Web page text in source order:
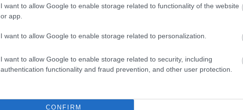
I want to allow Google to enable storage related to functionality of the website
or app.
I want to allow Google to enable storage related to personalization.
I want to allow Google to enable storage related to security, including
authentication functionality and fraud prevention, and other user protection.
CONFIRM
a szinte teljes Balaton-partot. Elképesztő, de
befektetőknek. Még június közepén licitált
Vagyonkezelő (MNV) Zrt. árverésén, ahol a
balatonberényi gyermeküdülőt kínálták
forintért kelt el. Az aukciót szervező MNV